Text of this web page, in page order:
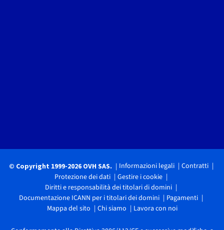
© Copyright 1999-2026 OVH SAS. Informazioni legali
Contratti
Protezione dei dati
Gestire i cookie
Diritti e responsabilità dei titolari di domini
Documentazione ICANN per i titolari dei domini
Pagamenti
Mappa del sito
Chi siamo Lavora con noi